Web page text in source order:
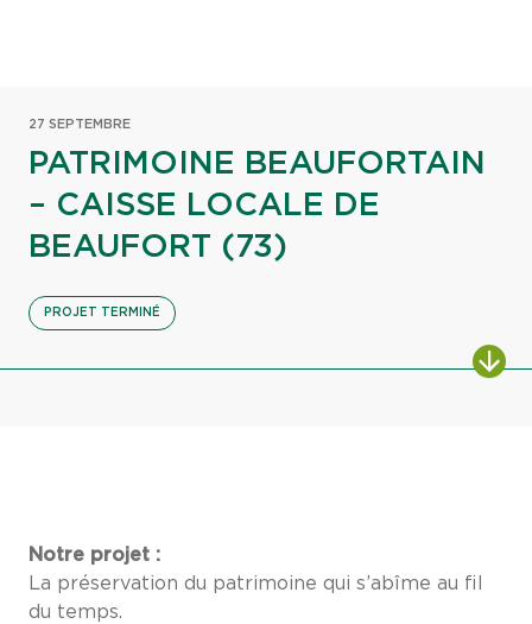
27 SEPTEMBRE
PATRIMOINE BEAUFORTAIN
– CAISSE LOCALE DE
BEAUFORT (73)
PROJET TERMINÉ
Notre projet :
La préservation du patrimoine qui s’abîme au fil
du temps.